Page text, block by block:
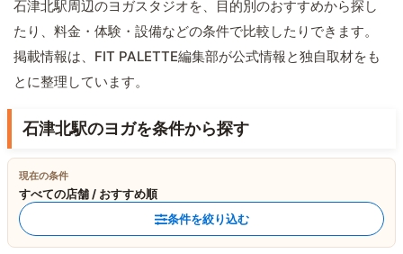
石津北駅周辺のヨガスタジオを、目的別のおすすめから探し
たり、料金・体験・設備などの条件で比較したりできます。
掲載情報は、FIT PALETTE編集部が公式情報と独自取材をも
とに整理しています。
石津北駅のヨガを条件から探す
現在の条件
すべての店舗 / おすすめ順
条件を絞り込む